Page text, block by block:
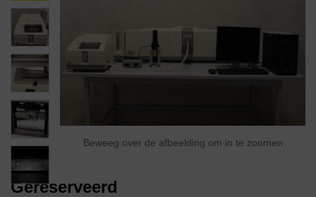
Beweeg over de afbeelding om in te zoomen
Gereserveerd